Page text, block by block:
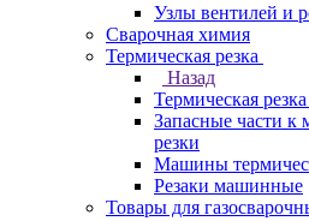
Узлы вентилей и
Сварочная химия
Термическая резка
Назад
Термическая резка
Запасные части к
резки
Машины
Резаки машинные
Товары для